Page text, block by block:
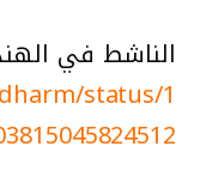
الناشط في
status/1